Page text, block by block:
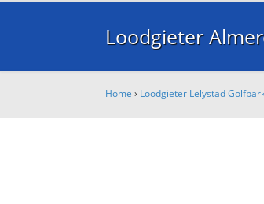
Loodgieter
Home › Loodgieter Lelystad